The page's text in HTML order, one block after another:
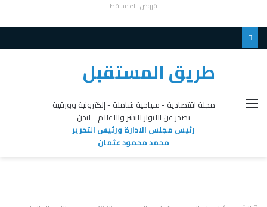
قروض بنك مسقط
طريق المستقبل
مجلة اقتصادية - سياحية شاملة - إلكترونية وورقية
تصدر عن الانوار للنشر والاعلام - لندن
رئيس مجلس الادارة ورئيس التحرير
محمد محمود عثمان
القائمة